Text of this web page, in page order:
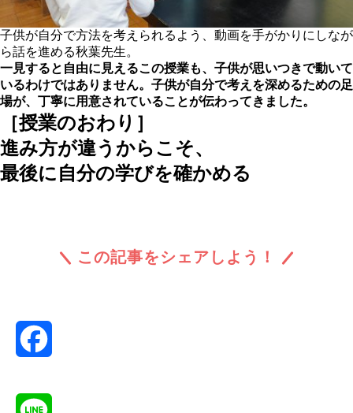
子供が自分で方法を考えられるよう、動画を手がかりにしなが
ら話を進める秋葉先生。
一見すると自由に見えるこの授業も、子供が思いつきで動いて
いるわけではありません。子供が自分で考えを深めるための足
場が、丁寧に用意されていることが伝わってきました。
［授業のおわり］
進み方が違うからこそ、
最後に自分の学びを確かめる
この記事をシェアしよう！